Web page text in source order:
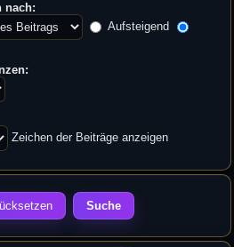
nach:
Aufsteigend
Zeichen der Beiträge anzeigen